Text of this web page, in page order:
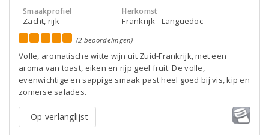
Smaakprofiel
Zacht, rijk
Herkomst
Frankrijk - Languedoc
(2 beoordelingen)
Volle, aromatische witte wijn uit Zuid-Frankrijk, met een
aroma van toast, eiken en rijp geel fruit. De volle,
evenwichtige en sappige smaak past heel goed bij vis, kip en
zomerse salades.
Op verlanglijst